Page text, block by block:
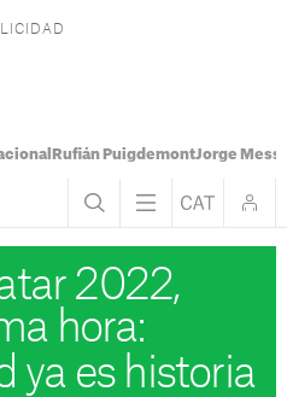
Rufián PuigdemontJorge Messi
2022,
hora:
ya es historia